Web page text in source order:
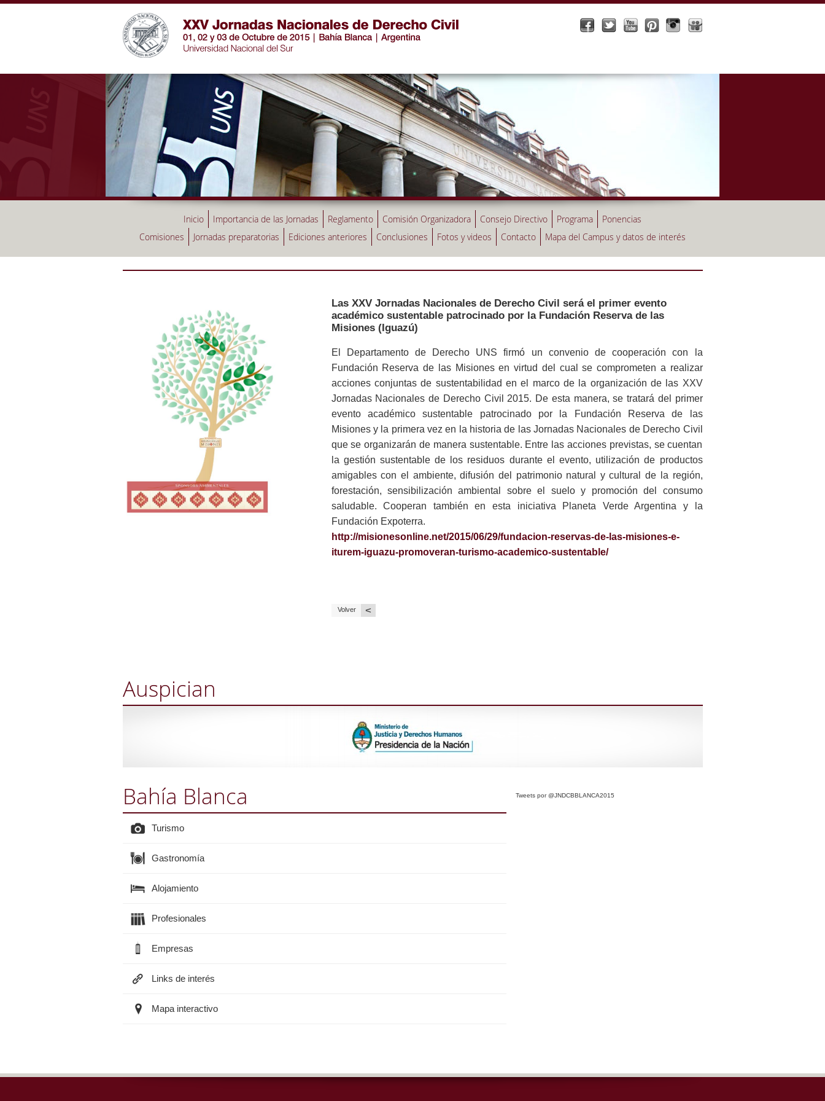
Inicio Importancia de las Jornadas Reglamento Comisión Organizadora Consejo Directivo Programa
Ponencias
Comisiones
Jornadas preparatorias Ediciones anteriores Conclusiones Fotos y videos Contacto Mapa del Campus y datos de interés
Las XXV Jornadas Nacionales de Derecho Civil será el primer evento
académico sustentable patrocinado por la Fundación Reserva de las
Misiones (Iguazú)
El Departamento de Derecho UNS firmó un convenio de cooperación con la
Fundación Reserva de las Misiones en virtud del cual se comprometen a realizar
acciones conjuntas de sustentabilidad en el marco de la organización de las XXV
Jornadas Nacionales de Derecho Civil 2015. De esta manera, se tratará del primer
evento académico sustentable patrocinado por la Fundación Reserva de las
Misiones y la primera vez en la historia de las Jornadas Nacionales de Derecho Civil
que se organizarán de manera sustentable. Entre las acciones previstas, se cuentan
la gestión sustentable de los residuos durante el evento, utilización de productos
amigables con el ambiente, difusión del patrimonio natural y cultural de la región,
forestación, sensibilización ambiental sobre el suelo y promoción del consumo
saludable. Cooperan también en esta iniciativa Planeta Verde Argentina y la
Fundación Expoterra.
http://misionesonline.net/2015/06/29/fundacion-reservas-de-las-misiones-e-
iturem-iguazu-promoveran-turismo-academico-sustentable/
Volver <
Auspician
Bahía Blanca
Turismo
Gastronomía
Alojamiento
Profesionales
Empresas
Links de interés
Mapa interactivo
Tweets por @JNDCBBLANCA2015